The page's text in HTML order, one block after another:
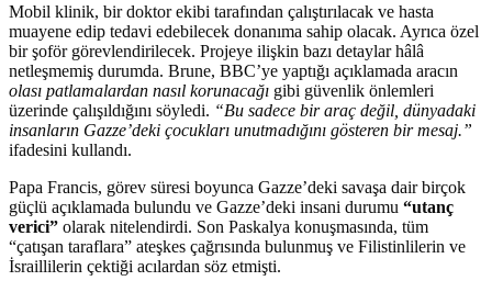
Mobil klinik, bir doktor ekibi tarafından çalıştırılacak ve hasta
muayene edip tedavi edebilecek donanıma sahip olacak. Ayrıca özel
bir şoför görevlendirilecek. Projeye ilişkin bazı detaylar hâlâ
netleşmemiş durumda. Brune, BBC’ye yaptığı açıklamada aracın
olası patlamalardan nasıl korunacağı gibi güvenlik önlemleri
üzerinde çalışıldığını söyledi. “Bu sadece bir araç değil, dünyadaki
insanların Gazze’deki çocukları unutmadığını gösteren bir mesaj.”
ifadesini kullandı.
Papa Francis, görev süresi boyunca Gazze’deki savaşa dair birçok
güçlü açıklamada bulundu ve Gazze’deki insani durumu “utanç
verici” olarak nitelendirdi. Son Paskalya konuşmasında, tüm
“çatışan taraflara” ateşkes çağrısında bulunmuş ve Filistinlilerin ve
İsraillilerin çektiği acılardan söz etmişti.